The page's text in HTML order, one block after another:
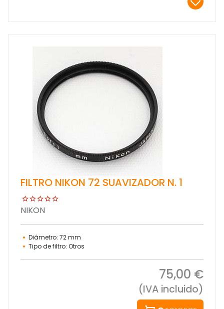
FILTRO NIKON 72 SUAVIZADOR N. 1
NIKON
Diámetro: 72 mm
Tipo de filtro: Otros
75,00 €
(IVA incluido)